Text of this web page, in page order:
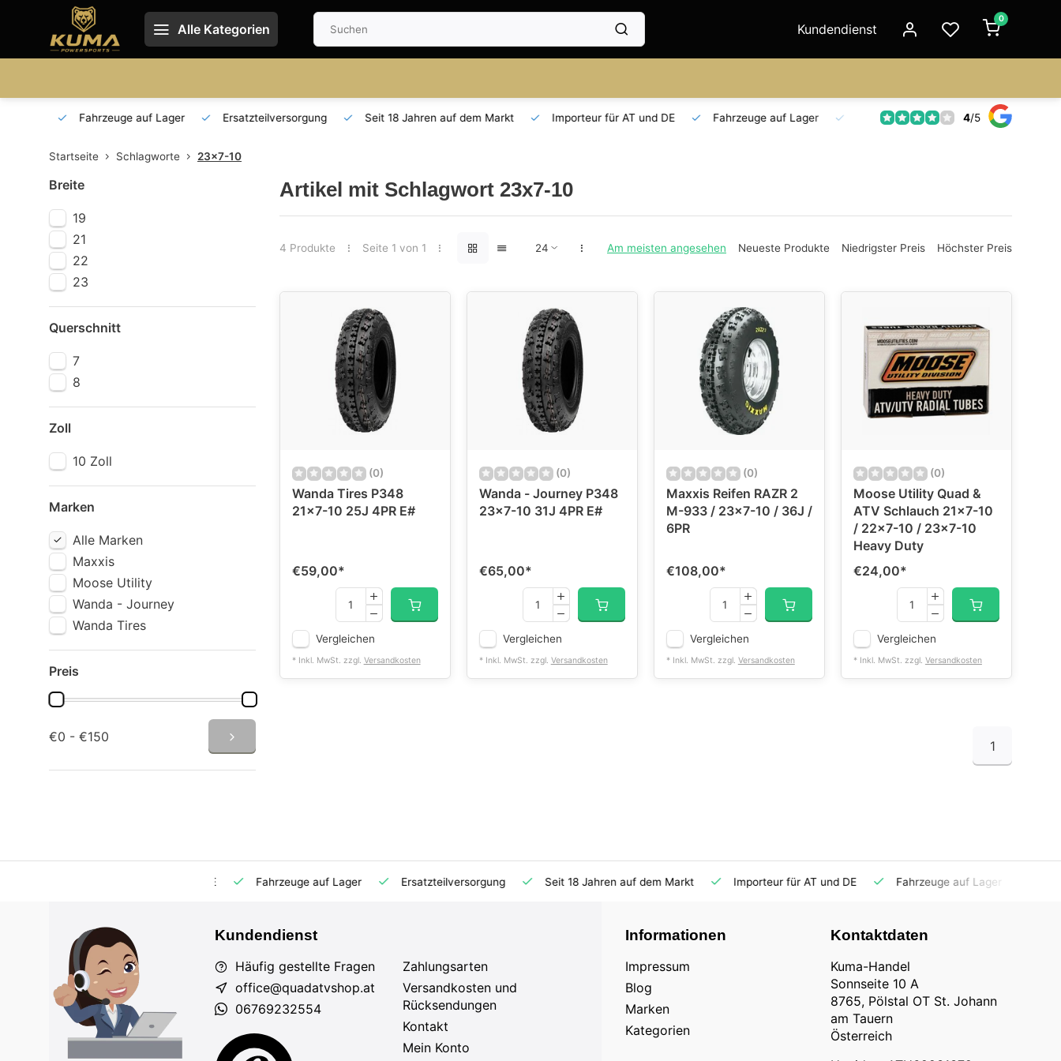
Alle Kategorien Kundendienst
0
Fahrzeuge auf Lager Ersatzteilversorgung Seit 18 Jahren auf dem Markt Importeur für AT und DE Fahrzeuge auf Lager Ersatzteilversorgung Seit 18
4/5
Startseite Schlagworte 23x7-10
Breite
19
21
22
23
Querschnitt
7
8
Zoll
10 Zoll
Marken
Alle Marken
Maxxis
Moose Utility
Wanda - Journey
Wanda Tires
Preis
€0 - €150
Artikel mit Schlagwort 23x7-10
4 Produkte Seite 1 von 1 Am meisten angesehen Neueste Produkte Niedrigster Preis Höchster Preis
(0)
Wanda Tires P348
21x7-10 25J 4PR E#
€59,00*
Vergleichen
* Inkl. MwSt. zzgl. Versandkosten
(0)
Wanda - Journey P348
23x7-10 31J 4PR E#
€65,00*
Vergleichen
* Inkl. MwSt. zzgl. Versandkosten
(0)
Maxxis Reifen RAZR 2
M-933 / 23x7-10 / 36J /
6PR
€108,00*
Vergleichen
* Inkl. MwSt. zzgl. Versandkosten
(0)
Moose Utility Quad &
ATV Schlauch 21x7-10
/ 22x7-10 / 23x7-10
Heavy Duty
€24,00*
Vergleichen
* Inkl. MwSt. zzgl. Versandkosten
1
Fahrzeuge auf Lager Ersatzteilversorgung Seit 18 Jahren auf dem Markt Importeur für AT und DE Fahrzeuge auf Lager
Kundendienst
Häufig gestellte Fragen
office@quadatvshop.at
06769232554
Zahlungsarten
Versandkosten und
Rücksendungen
Kontakt
Mein Konto
Informationen
Impressum
Blog
Marken
Kategorien
Kontaktdaten
Kuma-Handel
Sonnseite 10 A
8765, Pölstal OT St. Johann
am Tauern
Österreich